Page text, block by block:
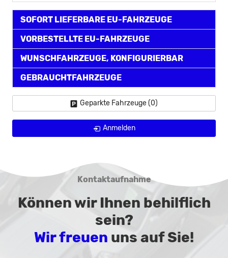
SOFORT LIEFERBARE EU-FAHRZEUGE
VORBESTELLTE EU-FAHRZEUGE
WUNSCHFAHRZEUGE, KONFIGURIERBAR
GEBRAUCHTFAHRZEUGE
Geparkte Fahrzeuge (0)
Anmelden
Kontaktaufnahme
Können wir Ihnen behilflich
sein?
Wir freuen uns auf Sie!